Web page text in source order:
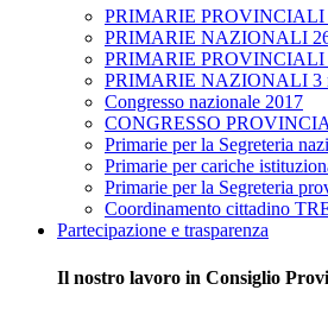
PRIMARIE PROVINCIALI
PRIMARIE NAZIONALI
PRIMARIE PROVINCIALI
PRIMARIE NAZIONALI 3
Congresso nazionale 2017
CONGRESSO
Primarie per la Segreteria
Primarie per cariche
Primarie per la Segreteria
Coordinamento cittadino
Partecipazione e trasparenza
Il nostro lavoro in Consiglio